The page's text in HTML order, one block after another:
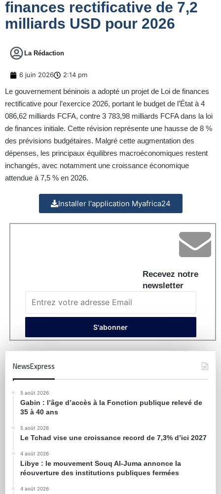
finances rectificative de 7,2
milliards USD pour 2026
La Rédaction
6 juin 2026 2:14 pm
Le gouvernement béninois a adopté un projet de Loi de finances
rectificative pour l’exercice 2026, portant le budget de l’État à 4
086,62 milliards FCFA, contre 3 783,98 milliards FCFA dans la loi
de finances initiale. Cette révision représente une hausse de 8 %
des prévisions budgétaires. Malgré cette augmentation des
dépenses, les principaux équilibres macroéconomiques restent
inchangés, avec notamment une croissance économique
attendue à 7,5 % en 2026.
Installer l'application Myafrica24
Recevez notre
newsletter
NewsExpress
5 août 2026
Gabin : l’âge d’accès à la Fonction publique relevé de
35 à 40 ans
5 août 2026
Le Tchad vise une croissance record de 7,3% d’ici 2027
4 août 2026
Libye : le mouvement Souq Al-Juma annonce la
réouverture des institutions publiques fermées
4 août 2026